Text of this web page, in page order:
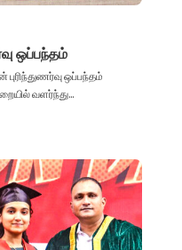
ஒப்பந்தம்
புரிந்துணர்வு ஒப்பந்தம்
வளர்ந்து...